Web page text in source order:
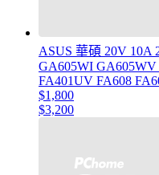
ASUS 華碩 20V 10A
GA605WI
FA401UV FA608
$1,800
$3,200